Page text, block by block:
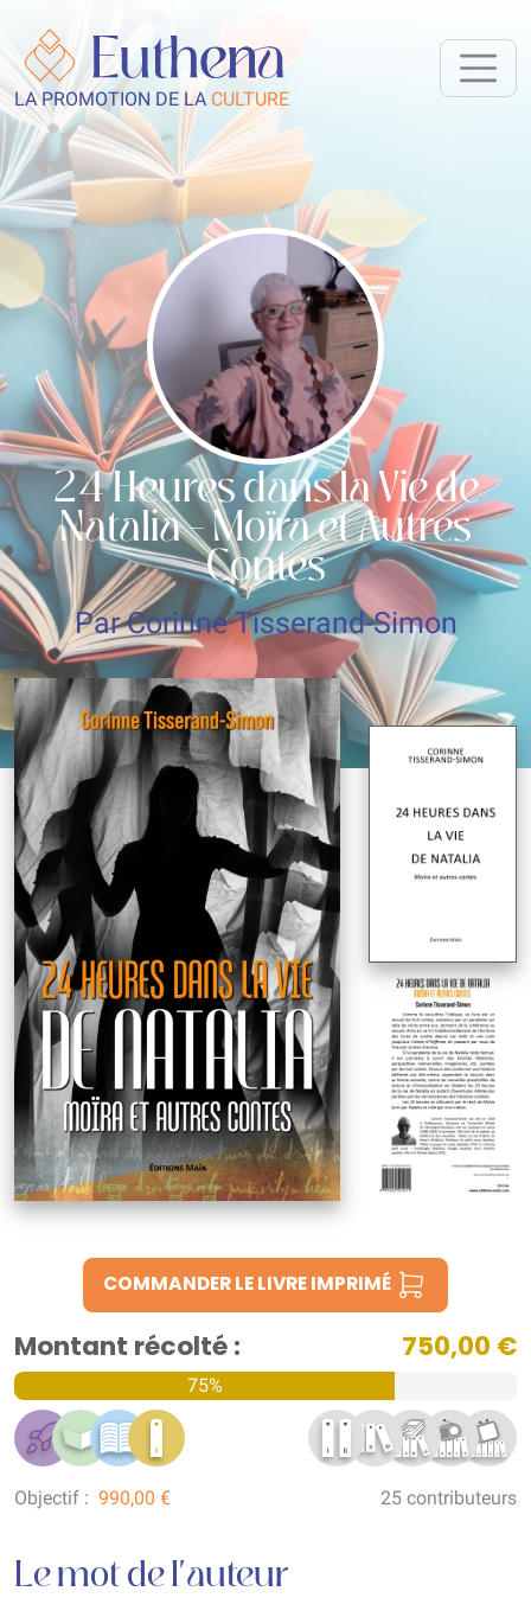
LA PROMOTION DE LA CULTURE
24 Heures dans la Vie de
Natalia - Moïra et Autres
Contes
Par Corinne Tisserand-Simon
COMMANDER LE LIVRE IMPRIMÉ
Montant récolté : 750,00 €
75%
Objectif : 990,00 € 25 contributeurs
Le mot de l'auteur